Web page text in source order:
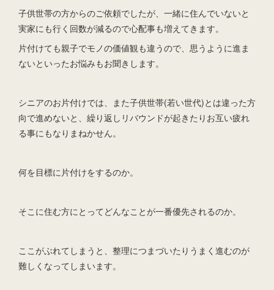
子供世帯の方からのご依頼でしたが、一緒に住んでいないと
実家にも行く回数が減るので心配事も増えてきます。
片付けても親子でモノの価値観も違うので、思うように進ま
ないといったお悩みもお聞きします。
シニアのお片付けでは、また子供世帯(若い世代)とは違った方
向で進めないと、繰り返しリバウンドが起きたりお互い疲れ
る事にもなりまねかせん。
何を目標に片付けをするのか。
そこに住む方にとってどんなことが一番優先されるのか。
ここがぶれてしまうと、整理につまづいたりうまく進むのが
難しくなってしまいます。